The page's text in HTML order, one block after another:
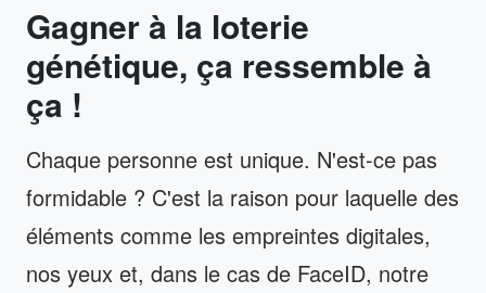
Gagner à la loterie
génétique, ça ressemble à
ça !
Chaque personne est unique. N'est-ce pas
formidable ? C'est la raison pour laquelle des
éléments comme les empreintes digitales,
nos yeux et, dans le cas de FaceID, notre